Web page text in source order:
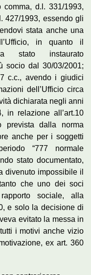
d.l. 331/1993,
427/1993, essendo gli
stata anche una
in quanto il
stato instaurato
socio dal 30/03/2001;
c.c., avendo i giudici
dell’Ufficio circa
dichiarata negli anni
in relazione all’art.10
prevista dalla norma
anche per i soggetti
“777 normale
stato documentato,
divenuto impossibile il
che uno dei soci
sociale, alla
e solo la decisione di
evitato la messa in
i motivi anche vizio
ex art. 360